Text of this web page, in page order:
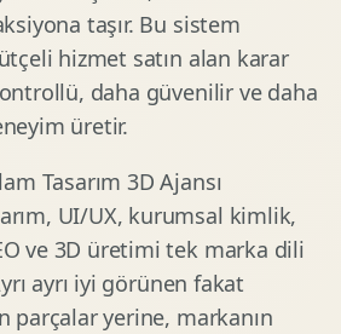
taşır. Bu sistem
hizmet satın alan karar
daha güvenilir ve daha
üretir.
Tasarım 3D Ajansı
UI/UX, kurumsal kimlik,
ve 3D üretimi tek marka dili
ayrı iyi görünen fakat
parçalar yerine, markanın